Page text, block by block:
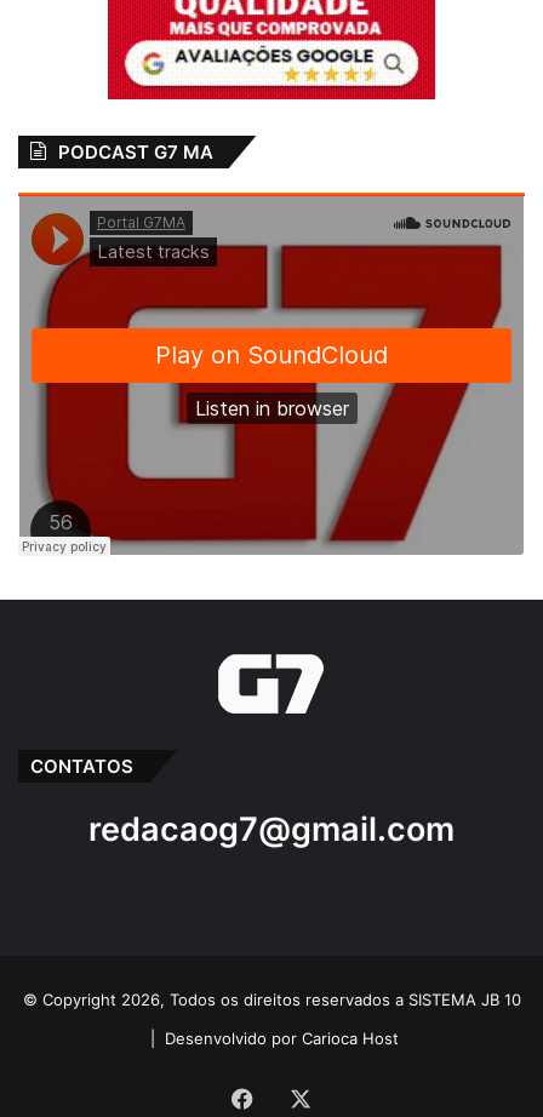
PODCAST G7 MA
CONTATOS
redacaog7@gmail.com
© Copyright 2026, Todos os direitos reservados a SISTEMA JB 10
Desenvolvido por Carioca Host
Facebook